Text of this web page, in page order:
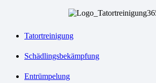
Tatortreinigung
Schädlingsbekämpfung
Entrümpelung